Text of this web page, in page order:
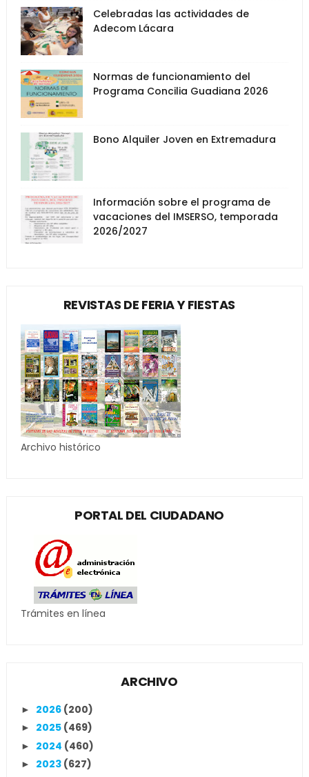
Celebradas las actividades de
Adecom Lácara
Normas de funcionamiento del
Programa Concilia Guadiana 2026
Bono Alquiler Joven en Extremadura
Información sobre el programa de
vacaciones del IMSERSO, temporada
2026/2027
REVISTAS DE FERIA Y FIESTAS
Archivo histórico
PORTAL DEL CIUDADANO
Trámites en línea
ARCHIVO
► 2026 (200)
► 2025 (469)
► 2024 (460)
► 2023 (627)